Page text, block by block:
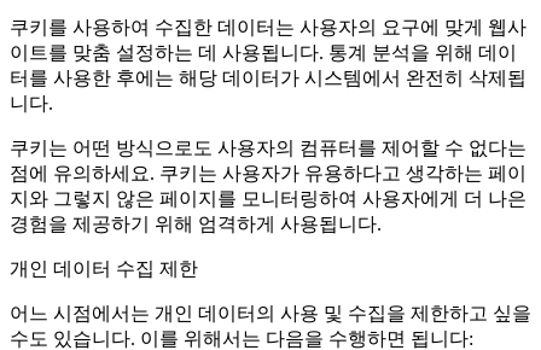
쿠키를 사용하여 수집한 데이터는 사용자의 요구에 맞게 웹사
이트를 맞춤 설정하는 데 사용됩니다. 통계 분석을 위해 데이
터를 사용한 후에는 해당 데이터가 시스템에서 완전히 삭제됩
니다.
쿠키는 어떤 방식으로도 사용자의 컴퓨터를 제어할 수 없다는
점에 유의하세요. 쿠키는 사용자가 유용하다고 생각하는 페이
지와 그렇지 않은 페이지를 모니터링하여 사용자에게 더 나은
경험을 제공하기 위해 엄격하게 사용됩니다.
개인 데이터 수집 제한
어느 시점에서는 개인 데이터의 사용 및 수집을 제한하고 싶을
수도 있습니다. 이를 위해서는 다음을 수행하면 됩니다: